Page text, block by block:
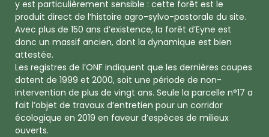
y est particulièrement sensible : cette forêt est le
produit direct de l’histoire agro-sylvo-pastorale du site.
Avec plus de 150 ans d’existence, la forêt d’Eyne est
donc un massif ancien, dont la dynamique est bien
attestée.
Les registres de l’ONF indiquent que les dernières coupes
datent de 1999 et 2000, soit une période de non-
intervention de plus de vingt ans. Seule la parcelle n°17 a
fait l’objet de travaux d’entretien pour un corridor
écologique en 2019 en faveur d’espèces de milieux
ouverts.